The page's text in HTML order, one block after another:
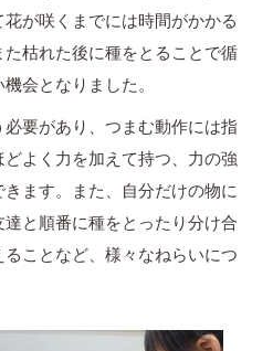
が咲くまでには時間がかかる
枯れた後に種をとることで循
会となりました。
要があり、つまむ動作には指
よく力を加えて持つ、力の強
ます。また、自分だけの物に
と順番に種をとったり分け合
ことなど、様々なねらいにつ